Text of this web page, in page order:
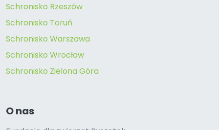
Schronisko Rzeszów
Schronisko Toruń
Schronisko Warszawa
Schronisko Wrocław
Schronisko Zielona Góra
O nas